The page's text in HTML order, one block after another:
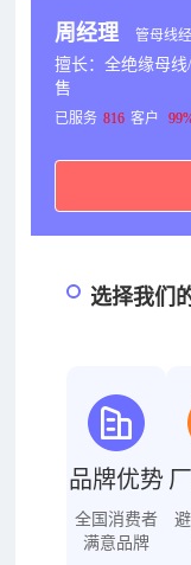
周经理 管母线
擅长：全绝缘母
售
已服务 816 客户
选择我们
品牌优势
全国消费者
满意品牌